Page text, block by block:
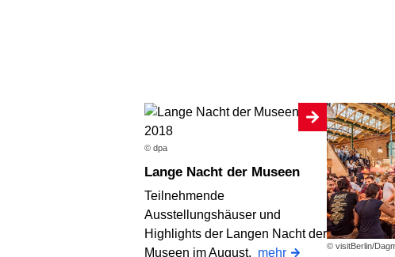
© dpa
Lange Nacht der Museen
Teilnehmende
Ausstellungshäuser und
Highlights der Langen Nacht der
Museen im August. mehr © visitBerlin/